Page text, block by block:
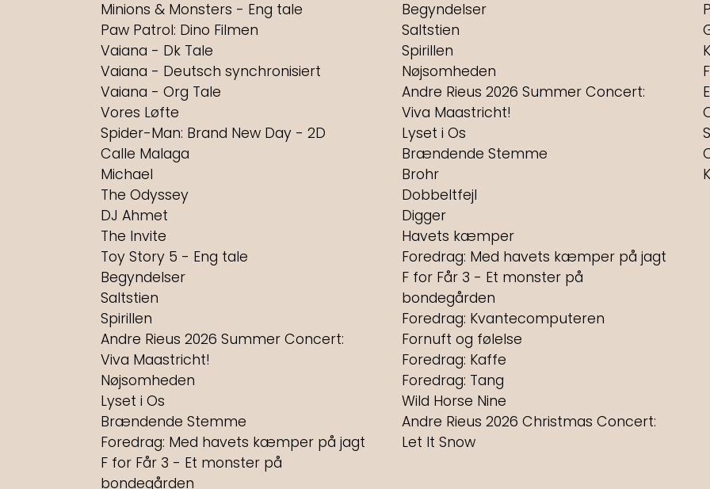
Minions & Monsters - Eng tale
Paw Patrol: Dino Filmen
Vaiana - Dk Tale
Vaiana - Deutsch synchronisiert
Vaiana - Org Tale
Vores Løfte
Spider-Man: Brand New Day - 2D
Calle Malaga
Michael
The Odyssey
DJ Ahmet
The Invite
Toy Story 5 - Eng tale
Begyndelser
Saltstien
Spirillen
Andre Rieus 2026 Summer Concert:
Viva Maastricht!
Nøjsomheden
Lyset i Os
Brændende Stemme
Foredrag: Med havets kæmper på jagt
F for Får 3 - Et monster på
bondegården
Begyndelser
Saltstien
Spirillen
Nøjsomheden
Andre Rieus 2026 Summer Concert:
Viva Maastricht!
Lyset i Os
Brændende Stemme
Brohr
Dobbeltfejl
Digger
Havets kæmper
Foredrag: Med havets kæmper på jagt
F for Får 3 - Et monster på
bondegården
Foredrag: Kvantecomputeren
Fornuft og følelse
Foredrag: Kaffe
Foredrag: Tang
Wild Horse Nine
Andre Rieus 2026 Christmas Concert:
Let It Snow